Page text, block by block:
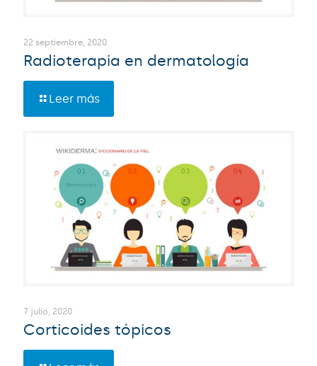
22 septiembre, 2020
Radioterapia en dermatología
Leer más
7 julio, 2020
Corticoides tópicos